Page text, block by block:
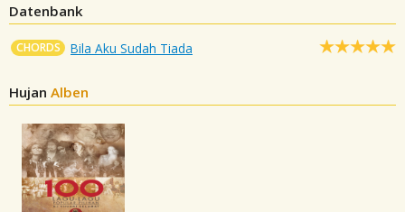
Datenbank
CHORDS Bila Aku Sudah Tiada
Hujan Alben